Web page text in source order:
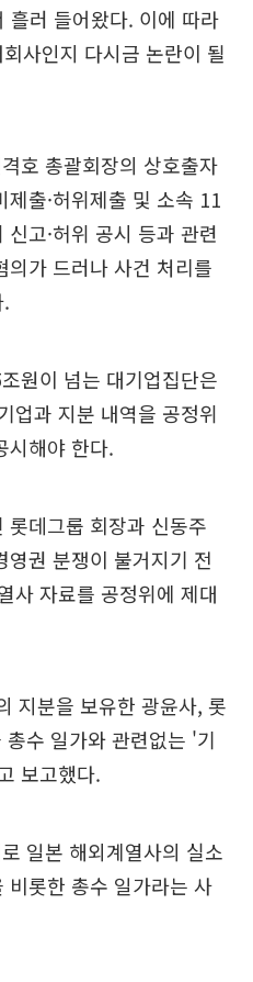
러 들어왔다. 이에 따라
사인지 다시금 논란이 될
호 총괄회장의 상호출자
출·허위제출 및 소속 11
고·허위 공시 등과 관련
의가 드러나 사건 처리를
원이 넘는 대기업집단은
업과 지분 내역을 공정위
시해야 한다.
롯데그룹 회장과 신동주
권 분쟁이 불거지기 전
사 자료를 공정위에 제대
지분을 보유한 광윤사, 롯
수 일가와 관련없는 '기
보고했다.
일본 해외계열사의 실소
비롯한 총수 일가라는 사